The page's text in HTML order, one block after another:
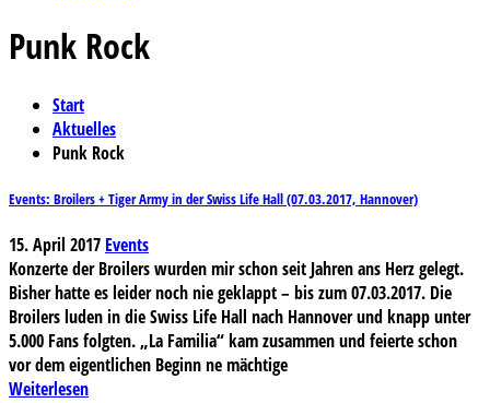
Punk Rock
Start
Aktuelles
Punk Rock
Events: Broilers + Tiger Army in der Swiss Life Hall (07.03.2017, Hannover)
15. April 2017 Events
Konzerte der Broilers wurden mir schon seit Jahren ans Herz gelegt.
Bisher hatte es leider noch nie geklappt – bis zum 07.03.2017. Die
Broilers luden in die Swiss Life Hall nach Hannover und knapp unter
5.000 Fans folgten. „La Familia“ kam zusammen und feierte schon
vor dem eigentlichen Beginn ne mächtige
Weiterlesen